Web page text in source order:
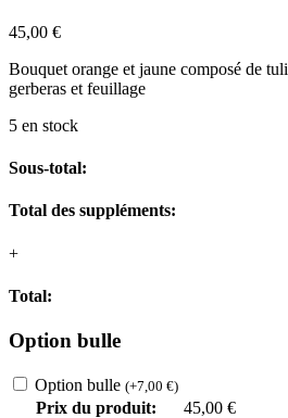
45,00 €
Bouquet orange et jaune composé de
gerberas et feuillage
5 en stock
Sous-total:
Total des suppléments:
+
Total:
Option bulle
Option bulle (+7,00 €)
Prix du produit: 45,00 €